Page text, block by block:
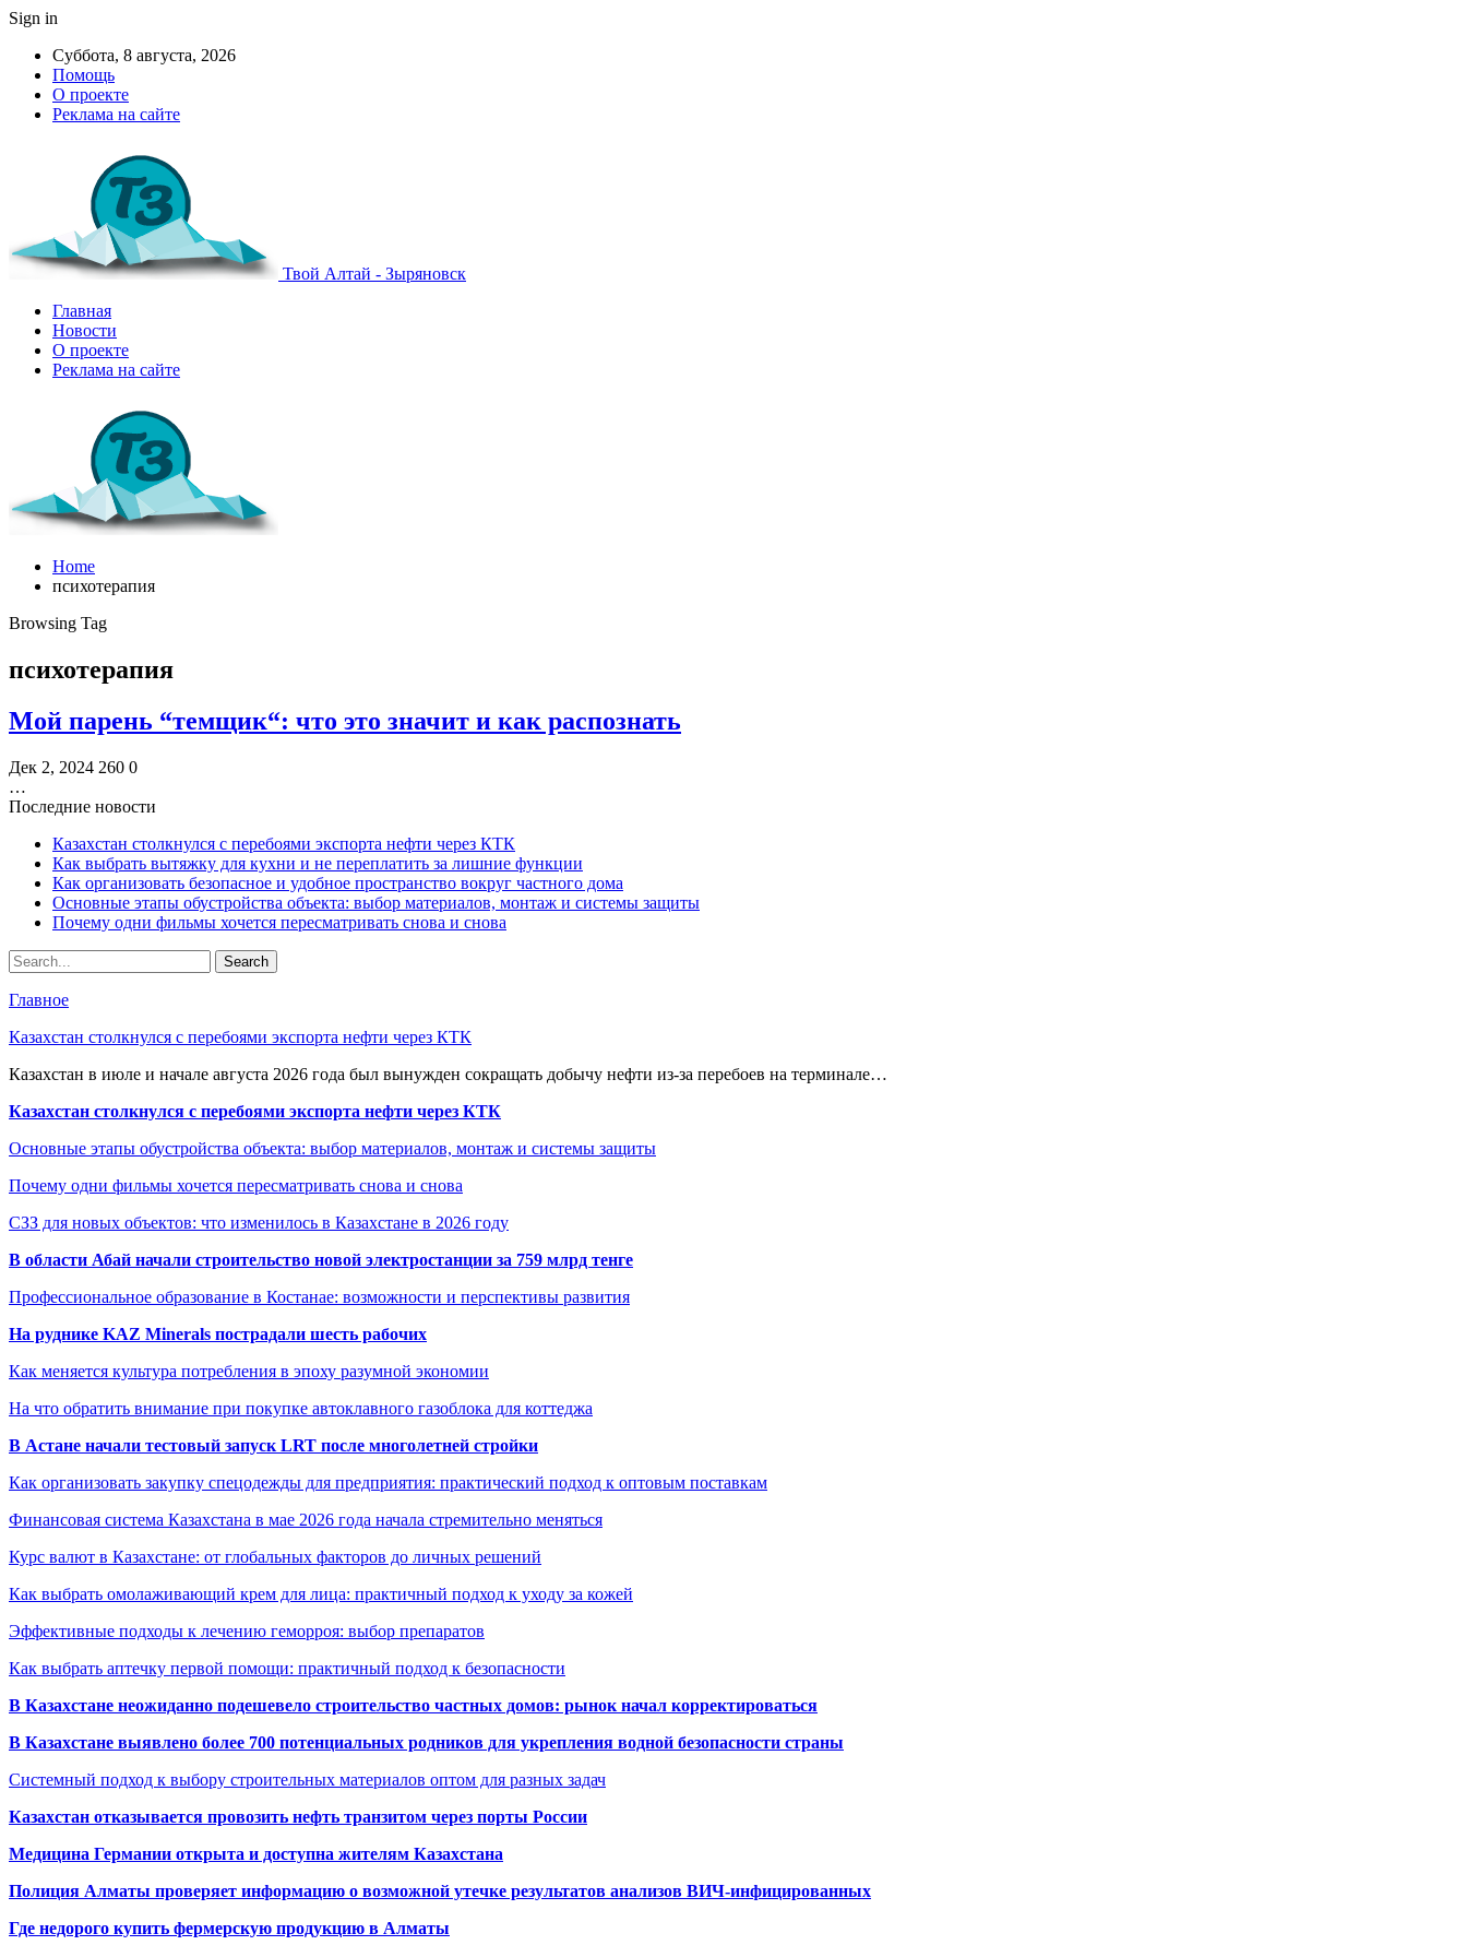
Sign in
Суббота, 8 августа, 2026
Помощь
О проекте
Реклама на сайте
Твой Алтай - Зыряновск
Главная
Новости
О проекте
Реклама на сайте
Home
психотерапия
Browsing Tag
психотерапия
Мой парень “темщик“: что это значит и как распознать
Дек 2, 2024 260 0
…
Последние новости
Казахстан столкнулся с перебоями экспорта нефти через КТК
Как выбрать вытяжку для кухни и не переплатить за лишние функции
Как организовать безопасное и удобное пространство вокруг частного дома
Основные этапы обустройства объекта: выбор материалов, монтаж и системы защиты
Почему одни фильмы хочется пересматривать снова и снова
Главное
Казахстан столкнулся с перебоями экспорта нефти через КТК
Казахстан в июле и начале августа 2026 года был вынужден сокращать добычу нефти из-за перебоев на терминале…
Казахстан столкнулся с перебоями экспорта нефти через КТК
Основные этапы обустройства объекта: выбор материалов, монтаж и системы защиты
Почему одни фильмы хочется пересматривать снова и снова
СЗЗ для новых объектов: что изменилось в Казахстане в 2026 году
В области Абай начали строительство новой электростанции за 759 млрд тенге
Профессиональное образование в Костанае: возможности и перспективы развития
На руднике KAZ Minerals пострадали шесть рабочих
Как меняется культура потребления в эпоху разумной экономии
На что обратить внимание при покупке автоклавного газоблока для коттеджа
В Астане начали тестовый запуск LRT после многолетней стройки
Как организовать закупку спецодежды для предприятия: практический подход к оптовым поставкам
Финансовая система Казахстана в мае 2026 года начала стремительно меняться
Курс валют в Казахстане: от глобальных факторов до личных решений
Как выбрать омолаживающий крем для лица: практичный подход к уходу за кожей
Эффективные подходы к лечению геморроя: выбор препаратов
Как выбрать аптечку первой помощи: практичный подход к безопасности
В Казахстане неожиданно подешевело строительство частных домов: рынок начал корректироваться
В Казахстане выявлено более 700 потенциальных родников для укрепления водной безопасности страны
Системный подход к выбору строительных материалов оптом для разных задач
Казахстан отказывается провозить нефть транзитом через порты России
Медицина Германии открыта и доступна жителям Казахстана
Полиция Алматы проверяет информацию о возможной утечке результатов анализов ВИЧ-инфицированных
Где недорого купить фермерскую продукцию в Алматы